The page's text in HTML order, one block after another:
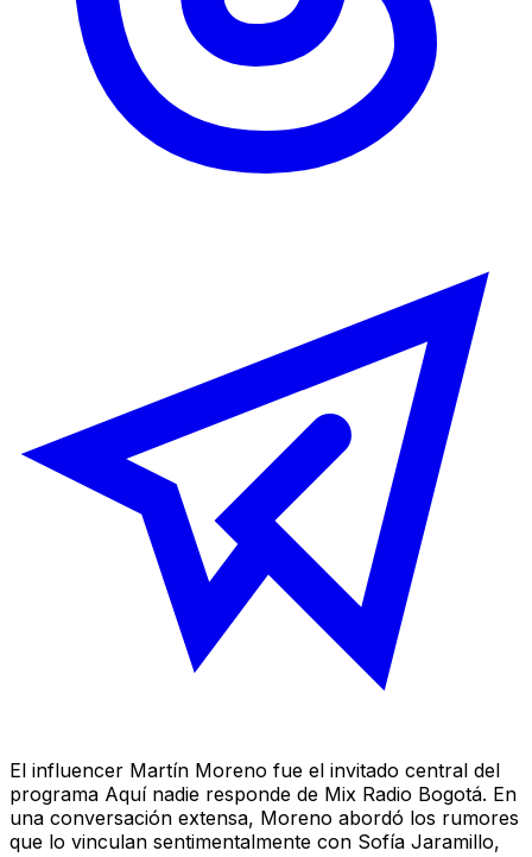
El influencer Martín Moreno fue el invitado central del
programa Aquí nadie responde de Mix Radio Bogotá. En
una conversación extensa, Moreno abordó los rumores
que lo vinculan sentimentalmente con Sofía Jaramillo,